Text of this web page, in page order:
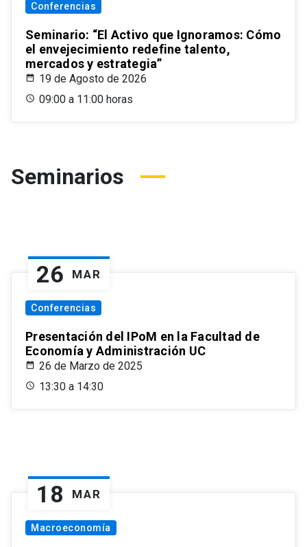
Conferencias
Seminario: “El Activo que Ignoramos: Cómo
el envejecimiento redefine talento,
mercados y estrategia”
19 de Agosto de 2026
09:00 a 11:00 horas
Seminarios
26 MAR
Conferencias
Presentación del IPoM en la Facultad de
Economía y Administración UC
26 de Marzo de 2025
13:30 a 14:30
18 MAR
Macroeconomía